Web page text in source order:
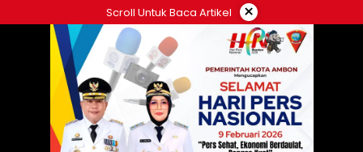
ke
Scroll Untuk Baca Artikel ×